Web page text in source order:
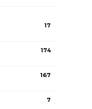
17
174
167
7